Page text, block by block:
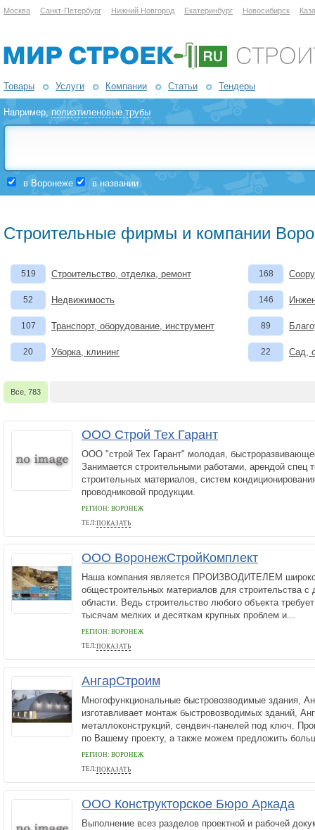
Москва Санкт-Петербург Нижний Новгород Екатеринбург Новосибирск
Товары Услуги Компании Статьи Тендеры
Например,полиэтиленовые трубы
в Воронеже в названии
Строительные фирмы и компании
519 Строительство, отделка, ремонт
52 Недвижимость
107 Транспорт, оборудование, инструмент
20 Уборка, клининг
168
146
89
22 Сад,
Все, 783
ООО Строй Тех Гарант
ООО "строй Тех Гарант" молодая,
Занимается строительными работами, арендой спец
строительных материалов, систем
проводниковой продукции.
РЕГИОН: ВОРОНЕЖ
ТЕЛ:ПОКАЗАТЬ
89805352281
ООО ВоронежСтройКомплект
Наша компания является ПРОИЗВОДИТЕЛЕМ
общестроительных материалов для строительства с
области. Ведь строительство любого объекта
тысячам мелких и десяткам крупных проблем и...
РЕГИОН: ВОРОНЕЖ
ТЕЛ:ПОКАЗАТЬ
89003015335
АнгарСтроим
Многофункциональные быстровозводимые здания,
изготавливает монтаж быстровозводимых зданий,
металлоконструкций, сендвич-панелей под ключ.
по Вашему проекту, а также можем предложить
РЕГИОН: ВОРОНЕЖ
ТЕЛ:ПОКАЗАТЬ
89204441050
ООО Конструкторское Бюро Аркада
Выполнение всез разделов проектной и рабочей